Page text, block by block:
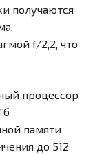
получаются
f/2,2, что
процессор
памяти
до 512